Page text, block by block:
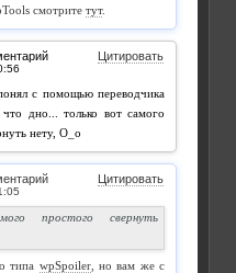
смотрите тут.
Цитировать
с помощью переводчика
дно... только вот самого
нету, О_о
Цитировать
простого свернуть
типа wpSpoiler, но вам же с